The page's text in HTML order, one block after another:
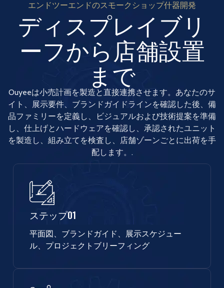
エンドツーエンドのスモークショップ什器開発
ディスプレイブリ
ーフから店舗設置
まで
Ouyeeは小売計画を製造と直接連携させます。あなたのサ
イト、展示要件、ブランドガイドラインを確認した後、備
品ファミリーを定義し、ビジュアルおよび技術提案を準備
し、仕上げとハードウェアを確認し、承認されたユニット
を製造し、組み立てを検査し、店舗ゾーンごとに出荷を手
配します。.
ステップ01
平面図、ブランドガイド、展示スケジュー
ル、プロジェクトブリーフィング